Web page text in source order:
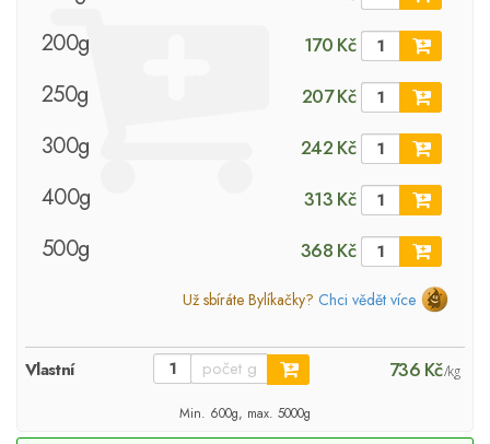
200g 170 Kč
250g 207 Kč
300g 242 Kč
400g 313 Kč
500g 368 Kč
Už sbíráte Bylíkačky? Chci vědět více
Vlastní 736 Kč/kg
Min. 600g, max. 5000g